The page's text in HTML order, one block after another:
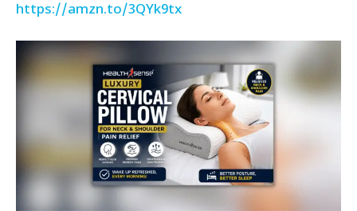
https://amzn.to/3QYk9tx